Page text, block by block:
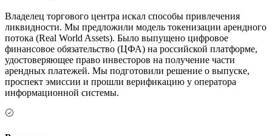
Владелец торгового центра искал способы привлечения
ликвидности. Мы предложили модель токенизации арендного
потока (Real World Assets). Было выпущено цифровое
финансовое обязательство (ЦФА) на российской платформе,
удостоверяющее право инвесторов на получение части
арендных платежей. Мы подготовили решение о выпуске,
проспект эмиссии и прошли верификацию у оператора
информационной системы.